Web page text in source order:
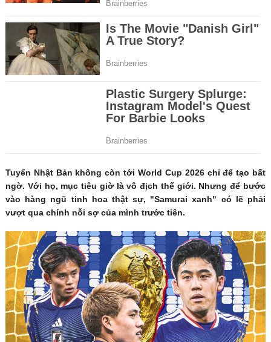
Tuyển Nhật Bản không còn tới World Cup 2026 chỉ để tạo bất
ngờ. Với họ, mục tiêu giờ là vô địch thế giới. Nhưng để bước
vào hàng ngũ tinh hoa thật sự, "Samurai xanh" có lẽ phải
vượt qua chính nỗi sợ của mình trước tiên.